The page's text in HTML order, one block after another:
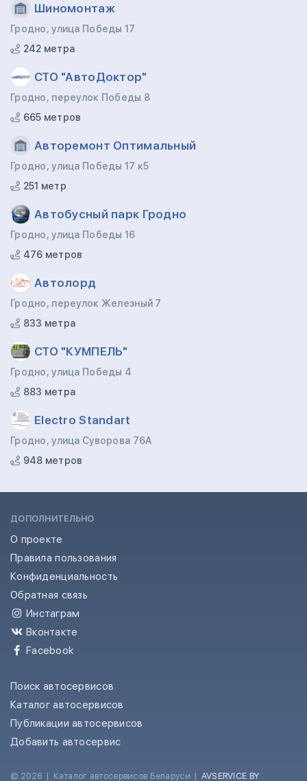
Шиномонтаж
Гродно, улица Победы 17
242 метра
СТО "АвтоДоктор"
Гродно, переулок Победы 8
665 метров
Авторемонт Оптимальный
Гродно, улица Победы 17 к5
251 метр
Автобусный парк Гродно
Гродно, улица Победы 16
476 метров
Автолорд
Гродно, переулок Железный 7
833 метра
СТО "КУМПЕЛЬ"
Гродно, улица Победы 4
883 метра
Electro Standart
Гродно, улица Суворова 76А
948 метров
ДОПОЛНИТЕЛЬНО
О проекте
Правила пользования
Конфиденциальность
Обратная связь
Инстаграм
Вконтакте
Facebook
Поиск автосервисов
Каталог автосервисов
Публикации автосервисов
Добавить автосервис
© 2026 | Каталог автосервисов Беларуси | AVSERVICE.BY